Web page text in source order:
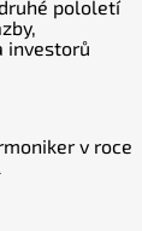
pololetí
investorů
v roce